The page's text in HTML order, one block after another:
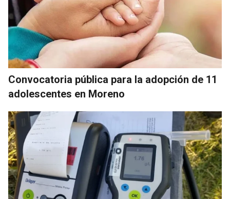
Convocatoria pública para la adopción de 11
adolescentes en Moreno